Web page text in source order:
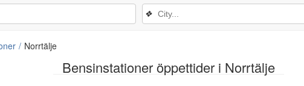
Bensinstationer öppettider i Norrtälje
❖
Norrtälje